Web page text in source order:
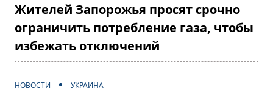
Жителей Запорожья просят срочно
ограничить потребление газа, чтобы
избежать отключений
НОВОСТИ
УКРАИНА